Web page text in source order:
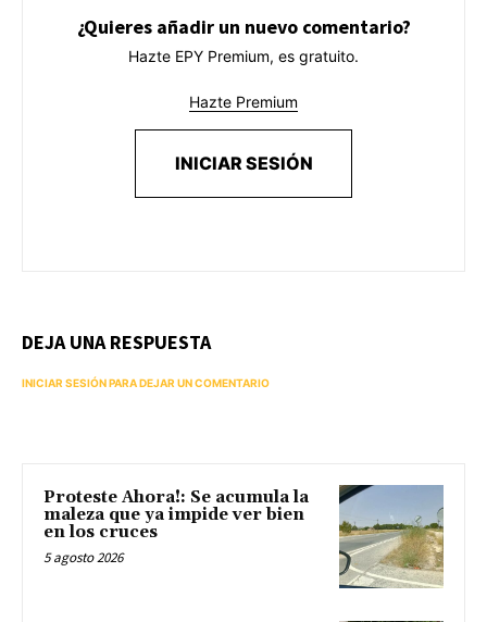
¿Quieres añadir un nuevo comentario?
Hazte EPY Premium, es gratuito.
Hazte Premium
INICIAR SESIÓN
DEJA UNA RESPUESTA
INICIAR SESIÓN PARA DEJAR UN COMENTARIO
Proteste Ahora!: Se acumula la
maleza que ya impide ver bien
en los cruces
5 agosto 2026